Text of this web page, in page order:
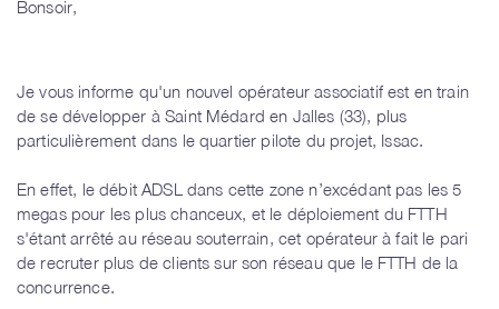
Bonsoir,
Je vous informe qu'un nouvel opérateur associatif est en train
de se développer à Saint Médard en Jalles (33), plus
particulièrement dans le quartier pilote du projet, Issac.
En effet, le débit ADSL dans cette zone n’excédant pas les 5
megas pour les plus chanceux, et le déploiement du FTTH
s'étant arrêté au réseau souterrain, cet opérateur à fait le pari
de recruter plus de clients sur son réseau que le FTTH de la
concurrence.